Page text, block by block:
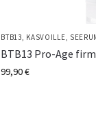
BTB13, KASVOILLE,
BTB13 Pro-Age
99,90€